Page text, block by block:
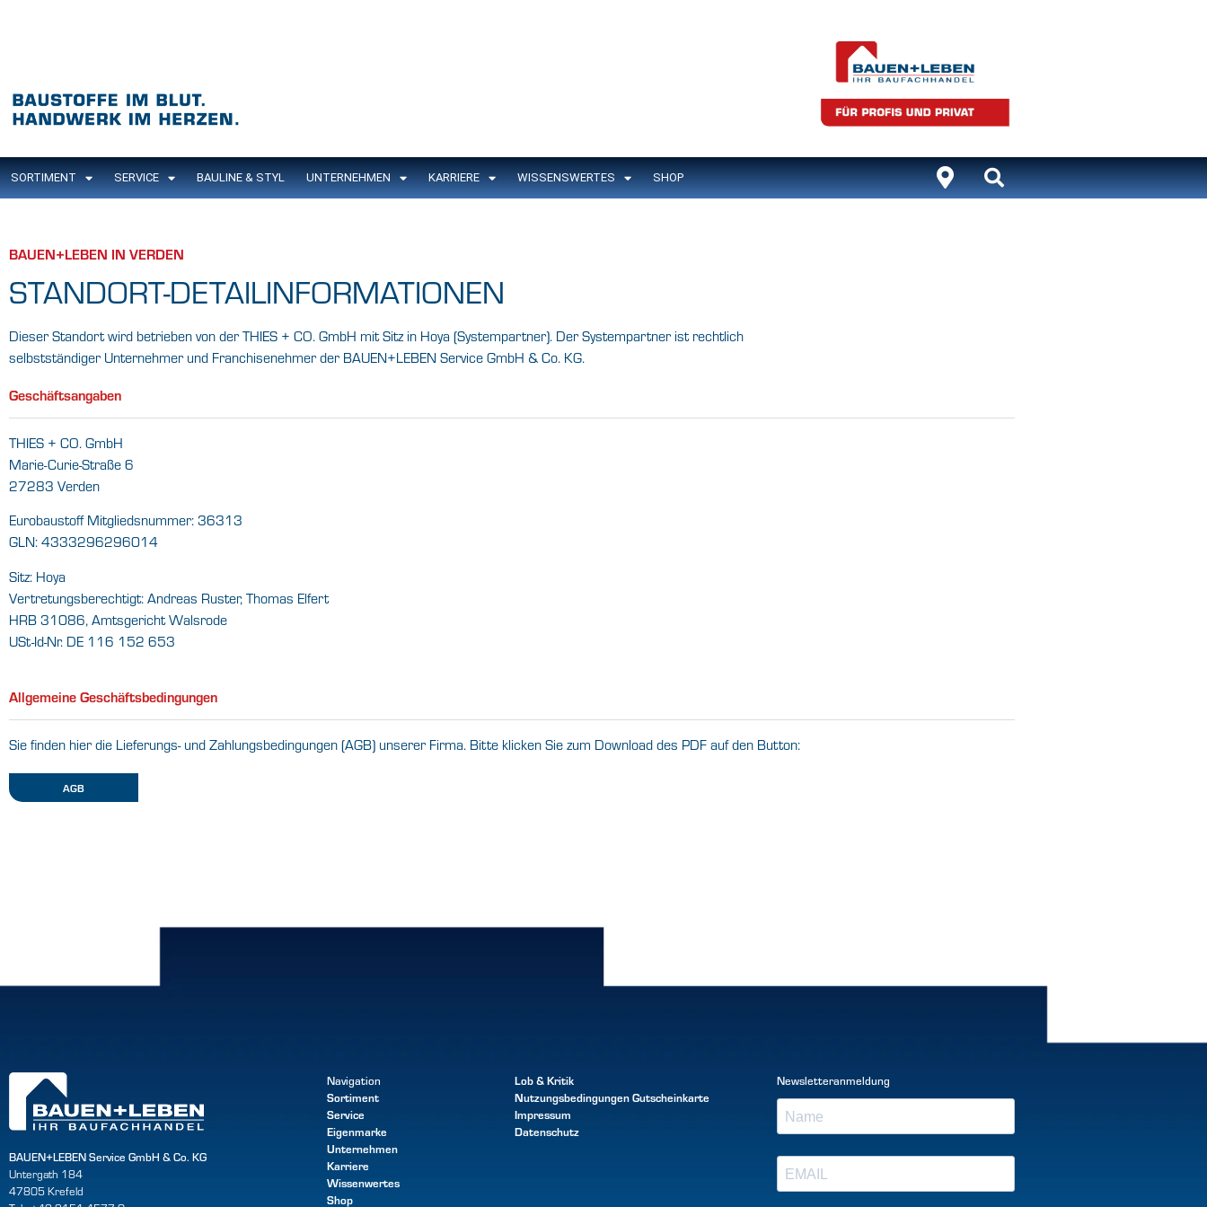
SORTIMENT SERVICE BAULINE & STYL UNTERNEHMEN KARRIERE WISSENSWERTES SHOP
BAUEN+LEBEN IN VERDEN
STANDORT-DETAILINFORMATIONEN
Dieser Standort wird betrieben von der THIES + CO. GmbH mit Sitz in Hoya (Systempartner). Der Systempartner ist rechtlich
selbstständiger Unternehmer und Franchisenehmer der BAUEN+LEBEN Service GmbH & Co. KG.
Geschäftsangaben
THIES + CO. GmbH
Marie-Curie-Straße 6
27283 Verden
Eurobaustoff Mitgliedsnummer: 36313
GLN: 4333296296014
Sitz: Hoya
Vertretungsberechtigt: Andreas Ruster, Thomas Elfert
HRB 31086, Amtsgericht Walsrode
USt-Id-Nr. DE 116 152 653
Allgemeine Geschäftsbedingungen
Sie finden hier die Lieferungs- und Zahlungsbedingungen (AGB) unserer Firma. Bitte klicken Sie zum Download des PDF auf den Button:
AGB
BAUEN+LEBEN Service GmbH & Co. KG
Untergath 184
47805 Krefeld
Navigation
Sortiment
Service
Eigenmarke
Unternehmen
Karriere
Wissenwertes
Shop
Lob & Kritik
NutzungsbedingungenGutscheinkarte
Impressum
Datenschutz
Newsletteranmeldung